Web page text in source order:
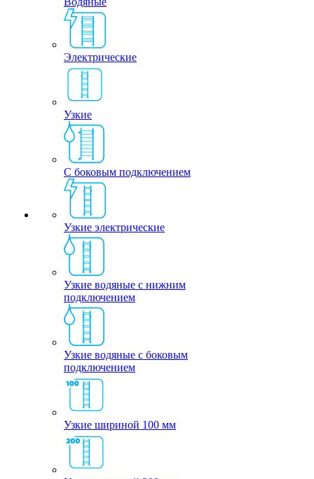
Электрические
Узкие
С боковым подключением
Узкие электрические
Узкие водяные с нижним
подключением
Узкие водяные с боковым
подключением
Узкие шириной 100 мм